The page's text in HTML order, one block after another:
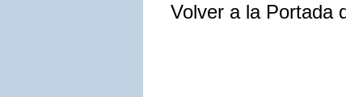
Volver a la Portada